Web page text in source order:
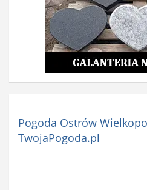
Pogoda Ostrów
TwojaPogoda.pl